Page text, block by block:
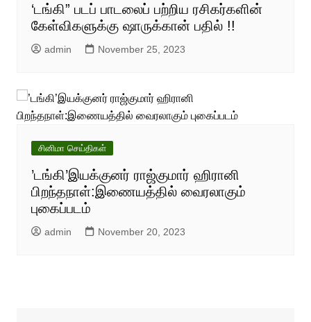
‘டங்கி” படப் பாடலைப் பற்றிய ரசிகர்களின்
கேள்விகளுக்கு ஷாருக்கான் பதில் !!
admin November 25, 2023
சினிமா செய்திகள்
’டங்கி’இயக்குனர் ராஜ்குமார் ஹிரானி
பிறந்தநாள்:இணையத்தில் வைரலாகும்
புகைப்படம்
admin November 20, 2023